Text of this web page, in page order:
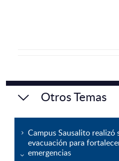
Otros Temas
Campus Sausalito realizó
evacuación para
emergencias